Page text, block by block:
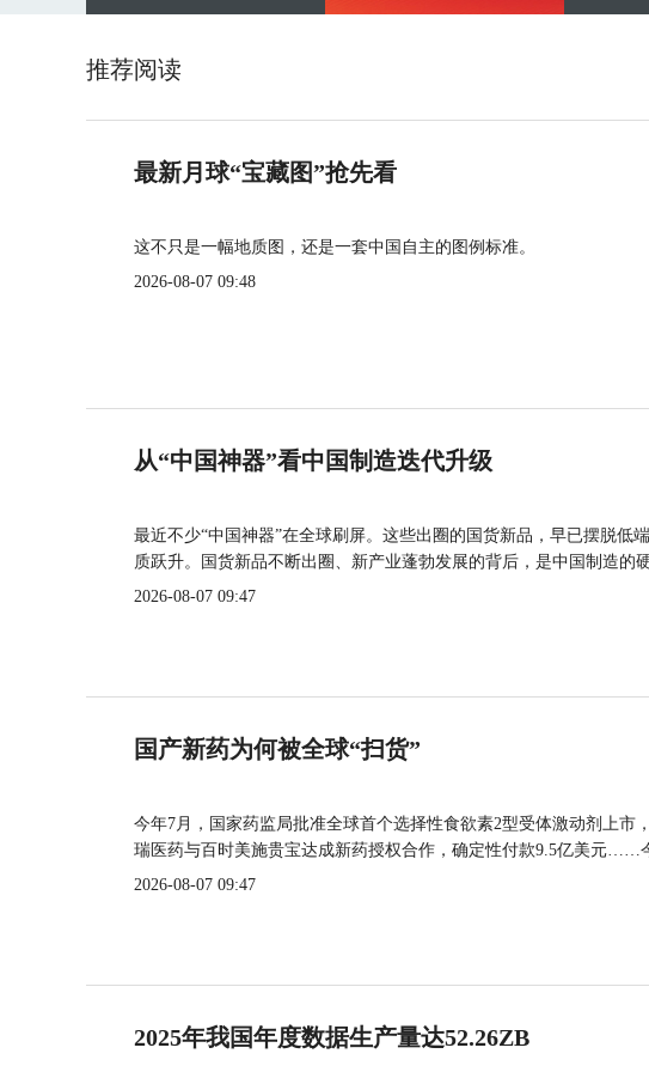
推荐阅读
最新月球“宝藏图”抢先看
这不只是一幅地质图，还是一套中国自主的图例标准。
2026-08-07 09:48
从“中国神器”看中国制造迭代升级
最近不少“中国神器”在全球刷屏。这些出圈的国货新品，早已摆脱
质跃升。国货新品不断出圈、新产业蓬勃发展的背后，是中国制造的硬
2026-08-07 09:47
国产新药为何被全球“扫货”
今年7月，国家药监局批准全球首个选择性食欲素2型受体激动剂上市
瑞医药与百时美施贵宝达成新药授权合作，确定性付款9.5亿美元……
2026-08-07 09:47
2025年我国年度数据生产量达52.26ZB